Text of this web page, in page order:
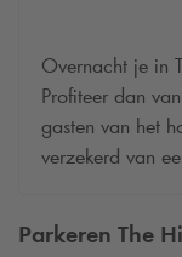
Parkeren The
Overnacht je in
Profiteer dan
gasten van het
verzekerd van